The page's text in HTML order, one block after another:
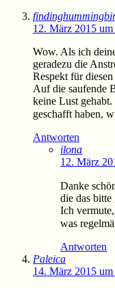
12. März 2015
Wow. Als ich
geradezu die
Respekt für
Auf die saufende
keine Lust gehabt.
geschafft haben,
Antworten
ilona
12. März
Danke
die das bitte
Ich
was
Antworten
Paleica
14. März 2015